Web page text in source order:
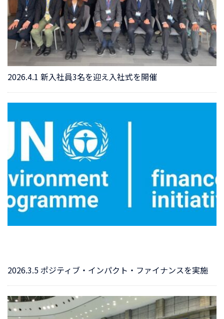
2026.4.1 新入社員3名を迎え入社式を開催
2026.3.5 ポジティブ・インパクト・ファイナンスを実施